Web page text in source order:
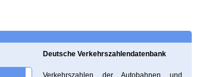
Deutsche Verkehrszahlendatenbank
Verkehrszahlen der Autobahnen und